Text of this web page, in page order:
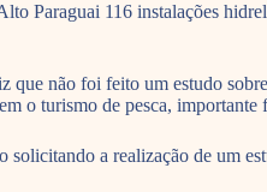
Paraguai 116 instalações
não foi feito um estudo
o turismo de pesca, importante
solicitando a realização de um